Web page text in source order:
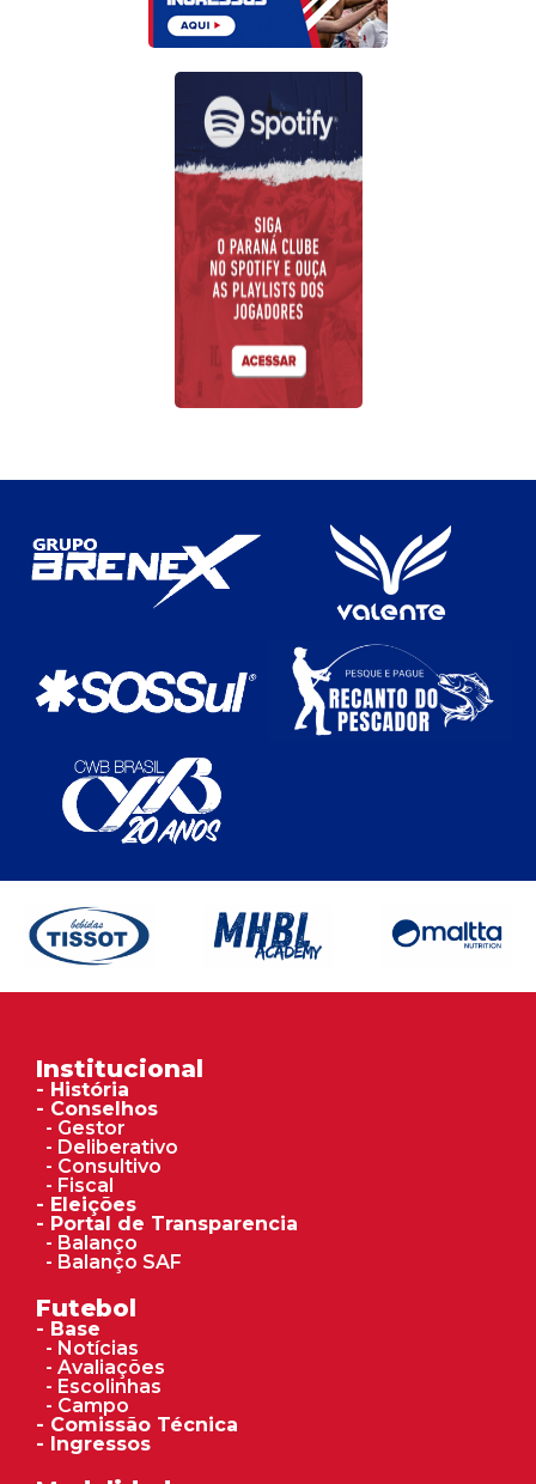
Institucional
- História
- Conselhos
- Gestor
- Deliberativo
- Consultivo
- Fiscal
- Eleições
- Portal de Transparencia
- Balanço
- Balanço SAF
Futebol
- Base
- Notícias
- Avaliações
- Escolinhas
- Campo
- Comissão Técnica
- Ingressos